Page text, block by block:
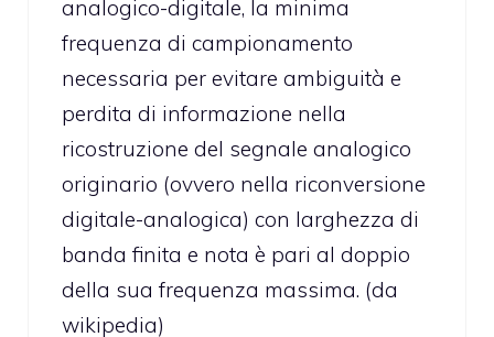
analogico-digitale, la minima
frequenza di campionamento
necessaria per evitare ambiguità e
perdita di informazione nella
ricostruzione del segnale analogico
originario (ovvero nella riconversione
digitale-analogica) con larghezza di
banda finita e nota è pari al doppio
della sua frequenza massima. (da
wikipedia)